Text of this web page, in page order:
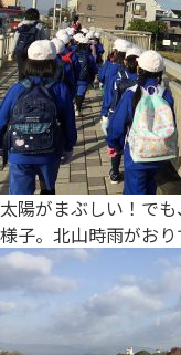
太陽がまぶしい！で
様子。北山時雨がおり